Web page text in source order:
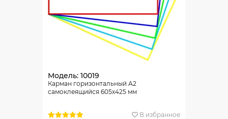
Модель: 10019
Карман горизонтальный А2
самоклеящийся 605х425 мм
В избранное